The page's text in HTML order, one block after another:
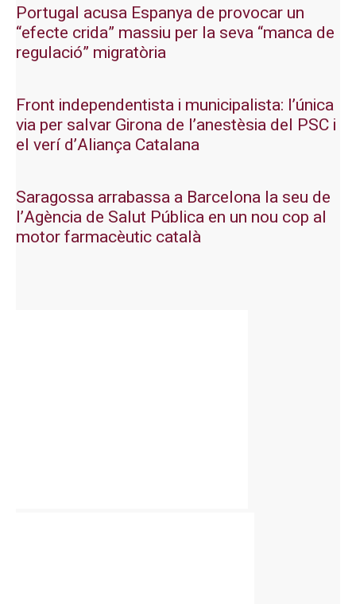
Portugal acusa Espanya de provocar un
“efecte crida” massiu per la seva “manca de
regulació” migratòria
Front independentista i municipalista: l’única
via per salvar Girona de l’anestèsia del PSC i
el verí d’Aliança Catalana
Saragossa arrabassa a Barcelona la seu de
l’Agència de Salut Pública en un nou cop al
motor farmacèutic català